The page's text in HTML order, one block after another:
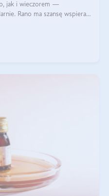
jak i wieczorem —
Rano ma szansę wspierać